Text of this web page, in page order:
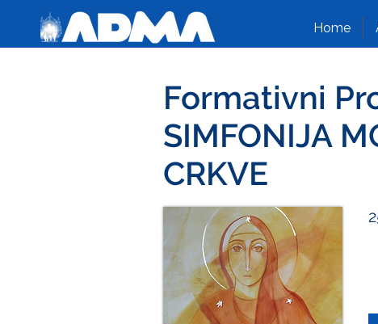
Home
Formativni
SIMFONIJA
CRKVE